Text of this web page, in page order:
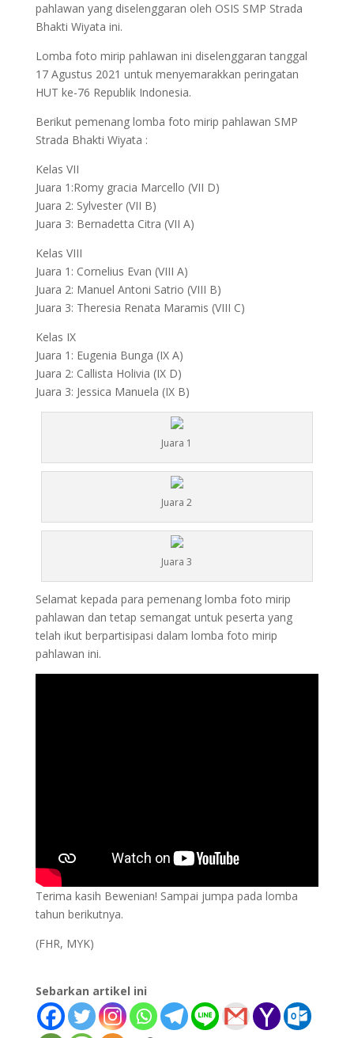
pahlawan yang diselenggaran oleh OSIS SMP Strada
Bhakti Wiyata ini.
Lomba foto mirip pahlawan ini diselenggaran tanggal
17 Agustus 2021 untuk menyemarakkan peringatan
HUT ke-76 Republik Indonesia.
Berikut pemenang lomba foto mirip pahlawan SMP
Strada Bhakti Wiyata :
Kelas VII
Juara 1:Romy gracia Marcello (VII D)
Juara 2: Sylvester (VII B)
Juara 3: Bernadetta Citra (VII A)
Kelas VIII
Juara 1: Cornelius Evan (VIII A)
Juara 2: Manuel Antoni Satrio (VIII B)
Juara 3: Theresia Renata Maramis (VIII C)
Kelas IX
Juara 1: Eugenia Bunga (IX A)
Juara 2: Callista Holivia (IX D)
Juara 3: Jessica Manuela (IX B)
Juara 1
Juara 2
Juara 3
Selamat kepada para pemenang lomba foto mirip
pahlawan dan tetap semangat untuk peserta yang
telah ikut berpartisipasi dalam lomba foto mirip
pahlawan ini.
Terima kasih Bewenian! Sampai jumpa pada lomba
tahun berikutnya.
(FHR, MYK)
Sebarkan artikel ini